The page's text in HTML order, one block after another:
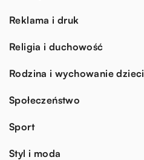
Reklama i druk
Religia i duchowość
Rodzina i wychowanie dzieci
Społeczeństwo
Sport
Styl i moda